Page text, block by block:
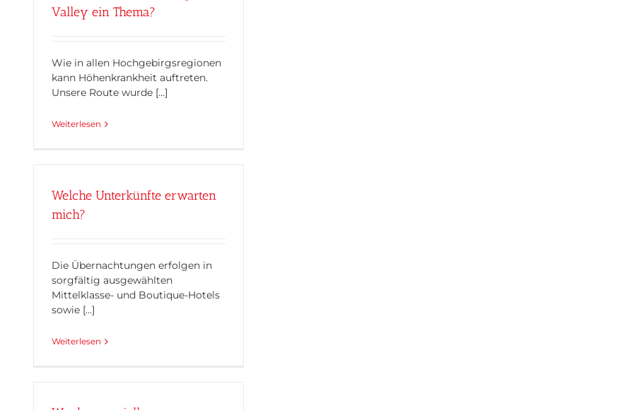
Valley ein Thema?
Wie in allen Hochgebirgsregionen
kann Höhenkrankheit auftreten.
Unsere Route wurde [...]
Weiterlesen
Welche Unterkünfte erwarten
mich?
Die Übernachtungen erfolgen in
sorgfältig ausgewählten
Mittelklasse- und Boutique-Hotels
sowie [...]
Weiterlesen